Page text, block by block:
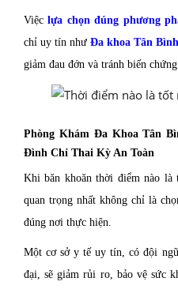
Việclựa chọn đúng phương
chỉ uy tín như Đa khoa Tân Bình
giảm đau đớn và tránh biến chứng
Phòng Khám Đa Khoa Tân
Đình Chỉ Thai Kỳ An Toàn
Khi băn khoăn thời điểm nào
quan trọng nhất không chỉ là
đúng nơi thực hiện.
Một cơ sở y tế uy tín, có đội
đại, sẽ giảm rủi ro, bảo vệ sức